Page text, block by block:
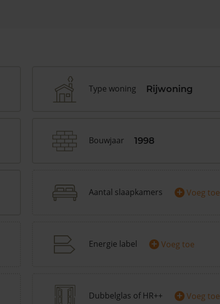
Type woning Rijwoning
Bouwjaar 1998
Aantal slaapkamers + Voeg toe
Energie label + Voeg toe
Dubbelglas of HR++ + Voeg toe